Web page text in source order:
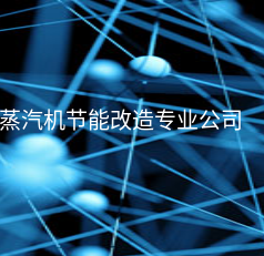
汽机节能改造专业公司